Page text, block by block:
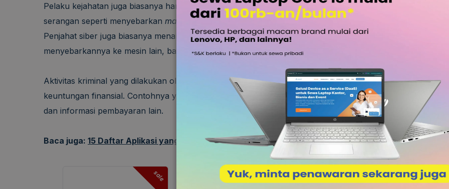
Pelaku kejahatan juga biasanya hanya menggunakan komputer dan jaringan untuk melakukan
serangan seperti menyebarkan malware, phising , penyebaran informasi ilegal, gambar, atau virus.
Penjahat siber juga biasanya menargetkan komputer untuk menginfeksinya dengan virus kemudian
menyebarkannya ke mesin lain, bahkan terkadang sampai ke seluruh jaringan.
Aktivitas kriminal yang dilakukan oleh penjahat siber biasanya bertujuan untuk mengeruk
keuntungan finansial. Contohnya yaitu phising dalam upaya mencuri akun keuangan, kartu kredit,
dan informasi pembayaran lain.
Baca juga: 15 Daftar Aplikasi yang Harus Ada di Laptop, Segera Instal!
sale sale sale